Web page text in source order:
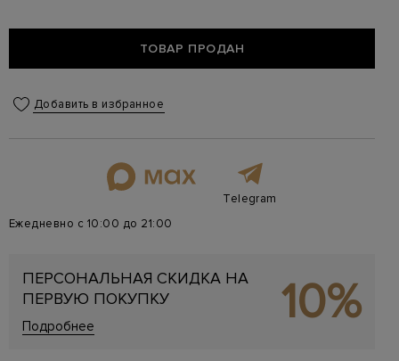
ТОВАР ПРОДАН
Добавить в избранное
Telegram
Ежедневно с 10:00 до 21:00
ПЕРСОНАЛЬНАЯ СКИДКА НА
ПЕРВУЮ ПОКУПКУ
Подробнее 10%